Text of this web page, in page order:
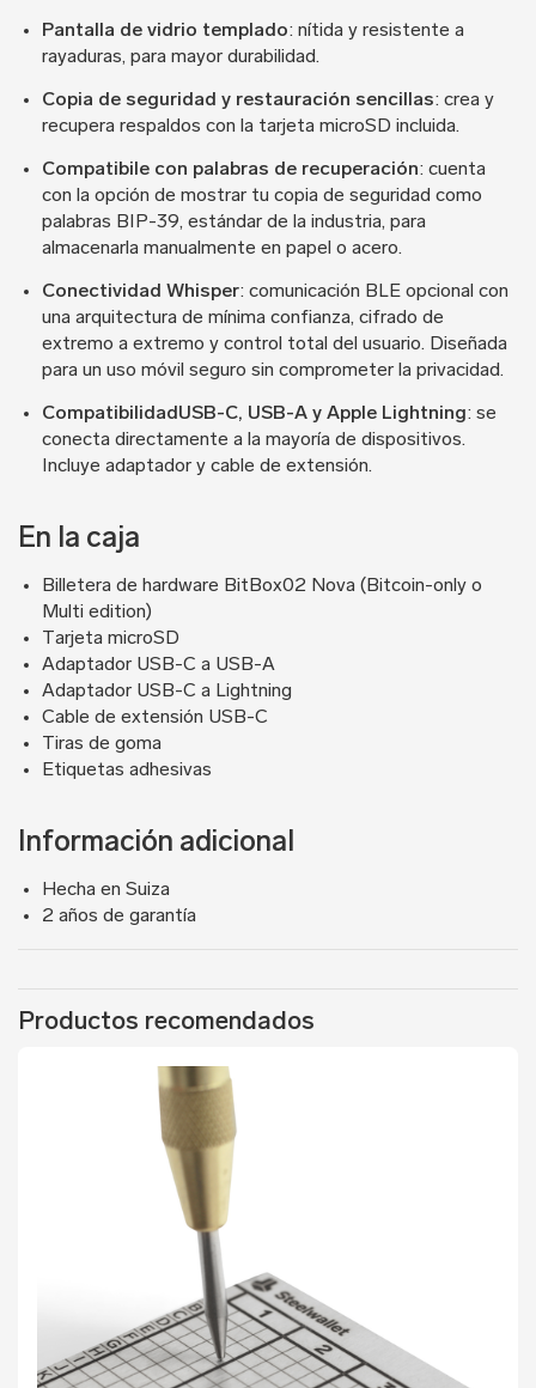
Pantalla de vidrio templado: nítida y resistente a
rayaduras, para mayor durabilidad.
Copia de seguridad y restauración sencillas: crea y
recupera respaldos con la tarjeta microSD incluida.
Compatibile con palabras de recuperación: cuenta
con la opción de mostrar tu copia de seguridad como
palabras BIP-39, estándar de la industria, para
almacenarla manualmente en papel o acero.
Conectividad Whisper: comunicación BLE opcional con
una arquitectura de mínima confianza, cifrado de
extremo a extremo y control total del usuario. Diseñada
para un uso móvil seguro sin comprometer la privacidad.
CompatibilidadUSB-C, USB-A y Apple Lightning: se
conecta directamente a la mayoría de dispositivos.
Incluye adaptador y cable de extensión.
En la caja
Billetera de hardware BitBox02 Nova (Bitcoin-only o
Multi edition)
Tarjeta microSD
Adaptador USB-C a USB-A
Adaptador USB-C a Lightning
Cable de extensión USB-C
Tiras de goma
Etiquetas adhesivas
Información adicional
Hecha en Suiza
2 años de garantía
Productos recomendados